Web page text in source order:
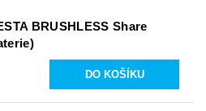
BRUSHLESS Share